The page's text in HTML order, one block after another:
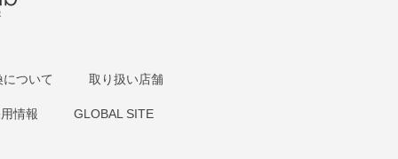
ついて 取り扱い店舗
情報 GLOBAL SITE